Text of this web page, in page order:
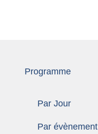
Programme
Par Jour
Par évènement